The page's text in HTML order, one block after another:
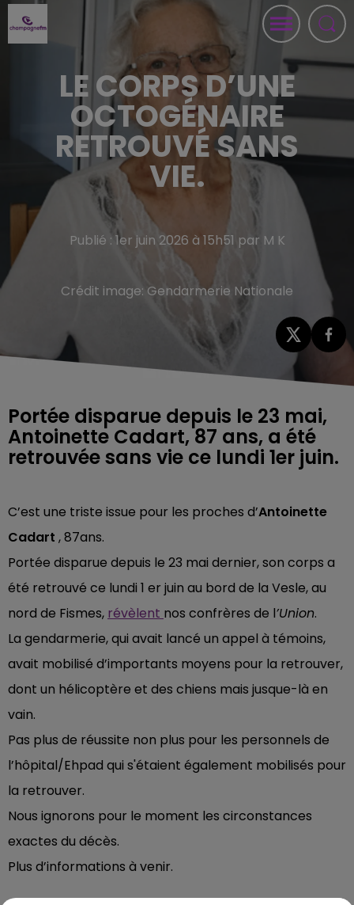
LE CORPS D’UNE
OCTOGÉNAIRE
RETROUVÉ SANS
VIE.
Publié : 1er juin 2026 à 15h51 par M K
Crédit image: Gendarmerie Nationale
Portée disparue depuis le 23 mai,
Antoinette Cadart, 87 ans, a été
retrouvée sans vie ce lundi 1er juin.
C’est une triste issue pour les proches d’Antoinette
Cadart , 87ans.
Portée disparue depuis le 23 mai dernier, son corps a
été retrouvé ce lundi 1 er juin au bord de la Vesle, au
nord de Fismes, révèlent nos confrères de l’Union.
La gendarmerie, qui avait lancé un appel à témoins,
avait mobilisé d’importants moyens pour la retrouver,
dont un hélicoptère et des chiens mais jusque-là en
vain.
Pas plus de réussite non plus pour les personnels de
l’hôpital/Ehpad qui s'étaient également mobilisés pour
la retrouver.
Nous ignorons pour le moment les circonstances
exactes du décès.
Plus d’informations à venir.